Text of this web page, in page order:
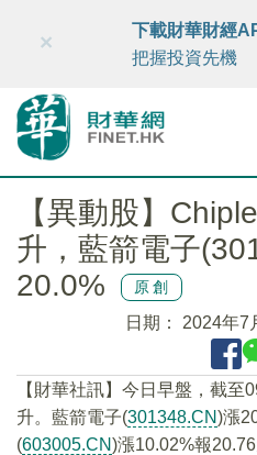
財華智庫網 FINTV
×
下載財華財經
把握投資先機
【異動股】
升，藍箭電子
20.0%
原創
日期： 2024年7
【財華社訊】今日早盤，截
升。藍箭電子(301348.CN)漲
(603005.CN)漲10.02%報